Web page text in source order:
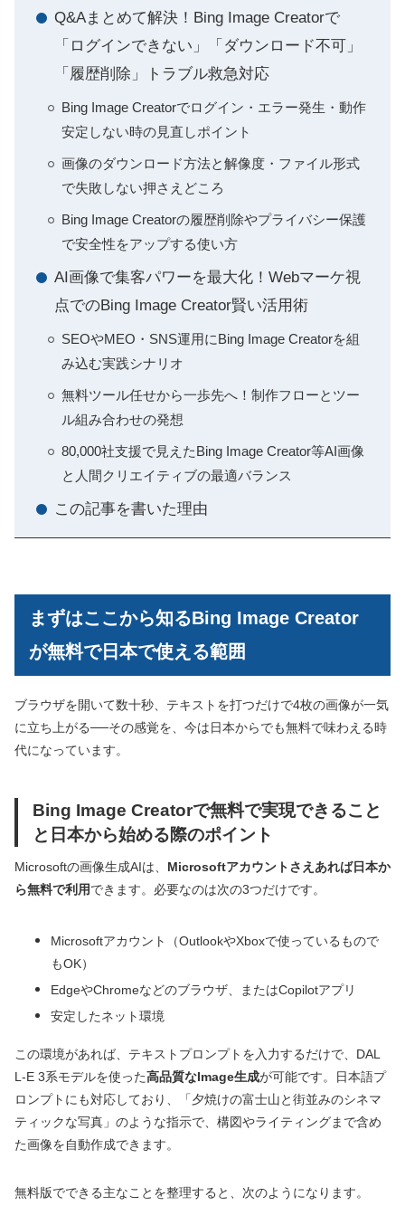
Q&Aまとめて解決！Bing Image Creatorで
「ログインできない」「ダウンロード不可」
「履歴削除」トラブル救急対応
Bing Image Creatorでログイン・エラー発生・動作
安定しない時の見直しポイント
画像のダウンロード方法と解像度・ファイル形式
で失敗しない押さえどころ
Bing Image Creatorの履歴削除やプライバシー保護
で安全性をアップする使い方
AI画像で集客パワーを最大化！Webマーケ視
点でのBing Image Creator賢い活用術
SEOやMEO・SNS運用にBing Image Creatorを組
み込む実践シナリオ
無料ツール任せから一歩先へ！制作フローとツー
ル組み合わせの発想
80,000社支援で見えたBing Image Creator等AI画像
と人間クリエイティブの最適バランス
この記事を書いた理由
まずはここから知るBing Image Creator
が無料で日本で使える範囲
ブラウザを開いて数十秒、テキストを打つだけで4枚の画像が一気
に立ち上がる──その感覚を、今は日本からでも無料で味わえる時
代になっています。
Bing Image Creatorで無料で実現できること
と日本から始める際のポイント
Microsoftの画像生成AIは、 Microsoftアカウントさえあれば日本か
ら無料で利用できます。必要なのは次の3つだけです。
Microsoftアカウント（OutlookやXboxで使っているもので
もOK）
EdgeやChromeなどのブラウザ、またはCopilotアプリ
安定したネット環境
この環境があれば、テキストプロンプトを入力するだけで、DAL
L‑E 3系モデルを使った高品質なImage生成が可能です。日本語プ
ロンプトにも対応しており、「夕焼けの富士山と街並みのシネマ
ティックな写真」のような指示で、構図やライティングまで含め
た画像を自動作成できます。
無料版でできる主なことを整理すると、次のようになります。